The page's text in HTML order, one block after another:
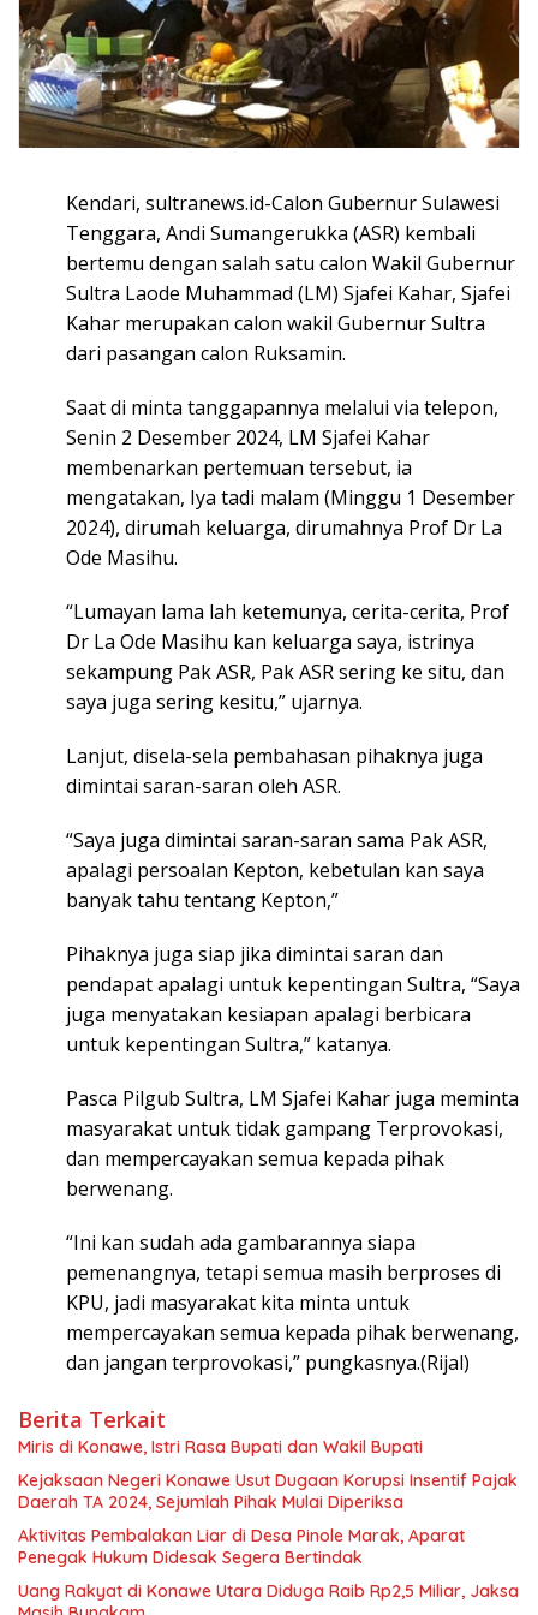
Kendari, sultranews.id-Calon Gubernur Sulawesi
Tenggara, Andi Sumangerukka (ASR) kembali
bertemu dengan salah satu calon Wakil Gubernur
Sultra Laode Muhammad (LM) Sjafei Kahar, Sjafei
Kahar merupakan calon wakil Gubernur Sultra
dari pasangan calon Ruksamin.
Saat di minta tanggapannya melalui via telepon,
Senin 2 Desember 2024, LM Sjafei Kahar
membenarkan pertemuan tersebut, ia
mengatakan, Iya tadi malam (Minggu 1 Desember
2024), dirumah keluarga, dirumahnya Prof Dr La
Ode Masihu.
“Lumayan lama lah ketemunya, cerita-cerita, Prof
Dr La Ode Masihu kan keluarga saya, istrinya
sekampung Pak ASR, Pak ASR sering ke situ, dan
saya juga sering kesitu,” ujarnya.
Lanjut, disela-sela pembahasan pihaknya juga
dimintai saran-saran oleh ASR.
“Saya juga dimintai saran-saran sama Pak ASR,
apalagi persoalan Kepton, kebetulan kan saya
banyak tahu tentang Kepton,”
Pihaknya juga siap jika dimintai saran dan
pendapat apalagi untuk kepentingan Sultra, “Saya
juga menyatakan kesiapan apalagi berbicara
untuk kepentingan Sultra,” katanya.
Pasca Pilgub Sultra, LM Sjafei Kahar juga meminta
masyarakat untuk tidak gampang Terprovokasi,
dan mempercayakan semua kepada pihak
berwenang.
“Ini kan sudah ada gambarannya siapa
pemenangnya, tetapi semua masih berproses di
KPU, jadi masyarakat kita minta untuk
mempercayakan semua kepada pihak berwenang,
dan jangan terprovokasi,” pungkasnya.(Rijal)
Berita Terkait
Miris di Konawe, Istri Rasa Bupati dan Wakil Bupati
Kejaksaan Negeri Konawe Usut Dugaan Korupsi Insentif Pajak
Daerah TA 2024, Sejumlah Pihak Mulai Diperiksa
Aktivitas Pembalakan Liar di Desa Pinole Marak, Aparat
Penegak Hukum Didesak Segera Bertindak
Uang Rakyat di Konawe Utara Diduga Raib Rp2,5 Miliar, Jaksa